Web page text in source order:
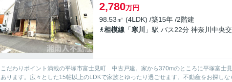
2,780万円
98.53㎡ (4LDK) /築15年 /2階建
相模線 「寒川 」駅 バス22分 神奈川中央
こだわりポイント満載の平塚市富士見町 中古戸建。家から370mのところに平塚富士
あります。広々とした15帖以上のLDKで家族とゆったり過ごせます。不動産をお探し